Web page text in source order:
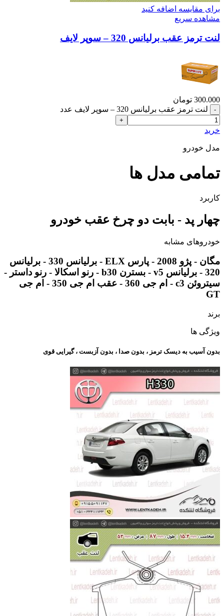
برای مقایسه اضافه کنید
مشاهده سریع
لنت ترمز عقب برلیانس 320 – سوپر لایف
300.000 تومان
لنت ترمز عقب برلیانس 320 – سوپر لایف عدد
خرید
مدل خودرو
تمامی مدل ها
کاربرد
چهار پد - بابت دو چرخ عقب خودرو
خودروهای مشابه
مگان - پژو 2008 - پارس ELX - برلیانس 330 - برلیانس
320 - برلیانس v5 - بسترن b30 - رنو اسکالا - رنو داستر -
سیتروئن c3 - ام جی 360 - عقب ام جی 350 - ام جی
GT
برند
ویژگی ها
بدون آسیب به دیسک ترمز ، بدون صدا ، بدون آزبست ، گیرایی قوی​